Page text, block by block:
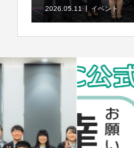
2026.05.11 イベント